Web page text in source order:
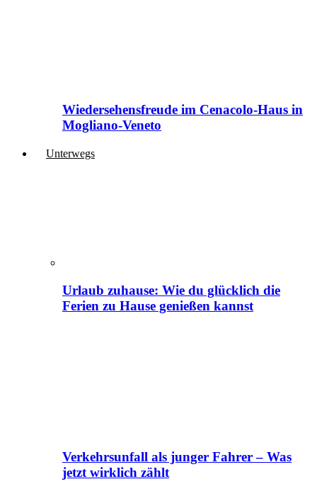
Wiedersehensfreude im Cenacolo-Haus in
Mogliano-Veneto
Unterwegs
Urlaub zuhause: Wie du glücklich die
Ferien zu Hause genießen kannst
Verkehrsunfall als junger Fahrer – Was
jetzt wirklich zählt